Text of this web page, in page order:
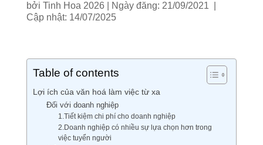
bởi Tinh Hoa 2026
Ngày đăng: 21/09/2021 |
Cập nhật: 14/07/2025
Table of contents
Lợi ích của văn hoá làm việc từ xa
Đối với doanh nghiệp
1.Tiết kiệm chi phí cho doanh nghiệp
2.Doanh nghiệp có nhiều sự lựa chọn hơn trong
việc tuyển người